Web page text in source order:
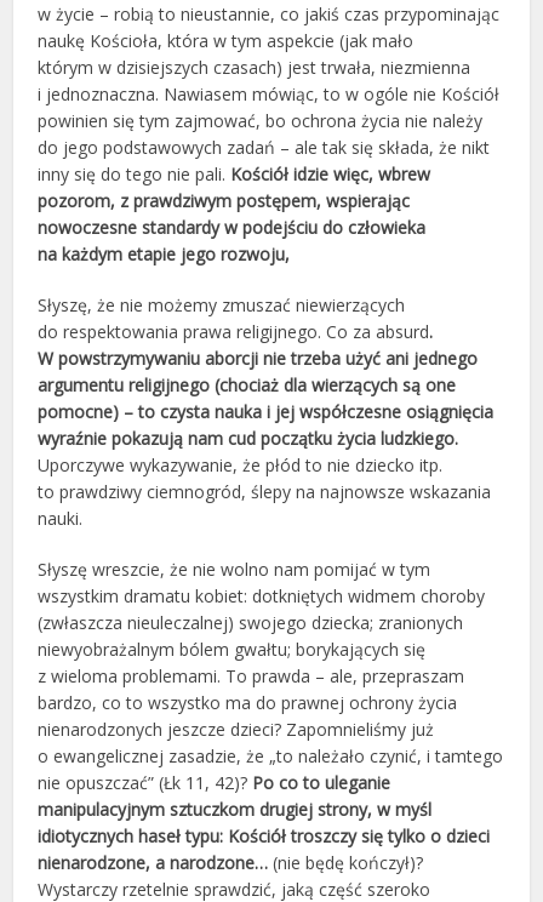
w życie – robią to nieustannie, co jakiś czas przypominając
naukę Kościoła, która w tym aspekcie (jak mało
którym w dzisiejszych czasach) jest trwała, niezmienna
i jednoznaczna. Nawiasem mówiąc, to w ogóle nie Kościół
powinien się tym zajmować, bo ochrona życia nie należy
do jego podstawowych zadań – ale tak się składa, że nikt
inny się do tego nie pali. Kościół idzie więc, wbrew
pozorom, z prawdziwym postępem, wspierając
nowoczesne standardy w podejściu do człowieka
na każdym etapie jego rozwoju,
Słyszę, że nie możemy zmuszać niewierzących
do respektowania prawa religijnego. Co za absurd.
W powstrzymywaniu aborcji nie trzeba użyć ani jednego
argumentu religijnego (chociaż dla wierzących są one
pomocne) – to czysta nauka i jej współczesne osiągnięcia
wyraźnie pokazują nam cud początku życia ludzkiego.
Uporczywe wykazywanie, że płód to nie dziecko itp.
to prawdziwy ciemnogród, ślepy na najnowsze wskazania
nauki.
Słyszę wreszcie, że nie wolno nam pomijać w tym
wszystkim dramatu kobiet: dotkniętych widmem choroby
(zwłaszcza nieuleczalnej) swojego dziecka; zranionych
niewyobrażalnym bólem gwałtu; borykających się
z wieloma problemami. To prawda – ale, przepraszam
bardzo, co to wszystko ma do prawnej ochrony życia
nienarodzonych jeszcze dzieci? Zapomnieliśmy już
o ewangelicznej zasadzie, że „to należało czynić, i tamtego
nie opuszczać” (Łk 11, 42)? Po co to uleganie
manipulacyjnym sztuczkom drugiej strony, w myśl
idiotycznych haseł typu: Kościół troszczy się tylko o dzieci
nienarodzone, a narodzone… (nie będę kończył)?
Wystarczy rzetelnie sprawdzić, jaką część szeroko